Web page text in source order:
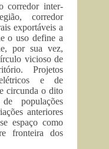
corredor inter-
corredor
exportáveis a
o uso define a
por sua vez,
vicioso de
Projetos
e de
circunda o dito
populações
anteriores
espaço como
fronteira dos